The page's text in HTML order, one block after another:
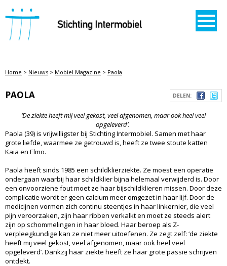
STICHTING INTERMOBIEL
Home > Nieuws > Mobiel Magazine > Paola
DELEN:
PAOLA
‘De ziekte heeft mij veel gekost, veel afgenomen, maar ook heel veel
opgeleverd’.
Paola (39) is vrijwilligster bij Stichting Intermobiel. Samen met haar
grote liefde, waarmee ze getrouwd is, heeft ze twee stoute katten
Kaia en Elmo.
Paola heeft sinds 1985 een schildklierziekte. Ze moest een operatie
ondergaan waarbij haar schildklier bijna helemaal verwijderd is. Door
een onvoorziene fout moet ze haar bijschildklieren missen. Door deze
complicatie wordt er geen calcium meer omgezet in haar lijf. Door de
medicijnen vormen zich continu steentjes in haar linkernier, die veel
pijn veroorzaken, zijn haar ribben verkalkt en moet ze steeds alert
zijn op schommelingen in haar bloed. Haar beroep als Z-
verpleegkundige kan ze niet meer uitoefenen. Ze zegt zelf: ‘de ziekte
heeft mij veel gekost, veel afgenomen, maar ook heel veel
opgeleverd’. Dankzij haar ziekte heeft ze haar grote passie schrijven
ontdekt.